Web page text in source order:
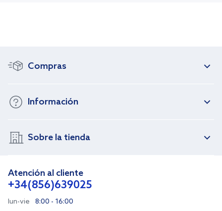
Compras
Información
Sobre la tienda
Atención al cliente
+34(856)639025
lun-vie 8:00 - 16:00